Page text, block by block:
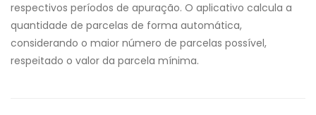
respectivos períodos de apuração. O aplicativo calcula a
quantidade de parcelas de forma automática,
considerando o maior número de parcelas possível,
respeitado o valor da parcela mínima.